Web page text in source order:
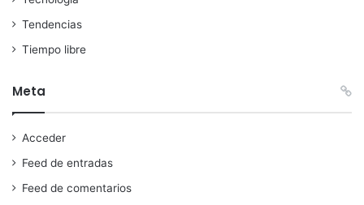
Tendencias
Tiempo libre
Meta
Acceder
Feed de entradas
Feed de comentarios